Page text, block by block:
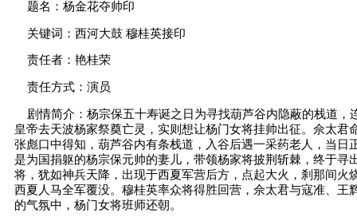
题名：杨金花夺帅印
关键词：西河大鼓 穆桂英接印
责任者：艳桂荣
责任方式：演员
剧情简介：杨宗保五十寿诞之日为寻找葫芦谷内隐蔽的栈道，
皇帝去天波杨家祭奠亡灵，实则想让杨门女将挂帅出征。佘太君
张彪口中得知，葫芦谷内有条栈道，入谷后遇一采药老人，当日
是为国捐躯的杨宗保元帅的妻儿，带领杨家将披荆斩棘，终于寻
将，犹如神兵天降，出现于西夏军营后方，点起大火，刹那间火
西夏人马全军覆没。穆桂英率众将得胜回营，佘太君与寇准、王
的气氛中，杨门女将班师还朝。